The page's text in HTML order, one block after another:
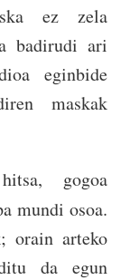
ez zela
badirudi ari
eginbide
maskak
gogoa
mundi osoa.
orain arteko
da egun